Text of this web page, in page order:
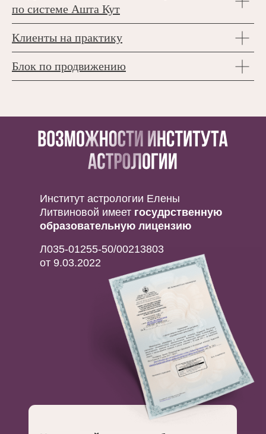
по системе Ашта Кут
Клиенты на практику
Блок по продвижению
Институт астрологии Елены
Литвиновой имеет госудрственную
образовательную лицензию
Л035-01255-50/00213803
от 9.03.2022